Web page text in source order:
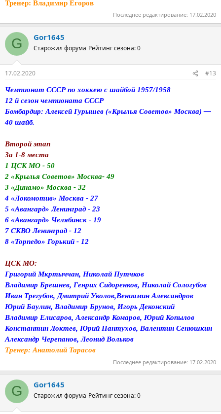
Тренер: Владимир Егоров
Последнее редактирование: 17.02.2020
G Gor1645
Старожил форума Рейтинг сезона: 0
17.02.2020 #13
Чемпионат СССР по хоккею с шайбой 1957/1958
12 й сезон чемпионата СССР
Бомбардир: Алексей Гурышев («Крылья Советов» Москва) —
40 шайб.
Второй этап
За 1-8 места
1 ЦСК МО - 50
2 «Крылья Советов» Москва- 49
3 «Динамо» Москва - 32
4 «Локомотив» Москва - 27
5 «Авангард» Ленинград - 23
6 «Авангард» Челябинск - 19
7 СКВО Ленинград - 12
8 «Торпедо» Горький - 12
ЦСК МО:
Григорий Мкртыччан, Николай Путчков
Владимир Брешнев, Генрих Сидоренков, Николай Сологубов
Иван Трегубов, Дмитрий Уколов,Вениамин Александров
Юрий Баулин, Владимир Брунов, Игорь Деконский
Владимир Елисаров, Александр Комаров, Юрий Копылов
Константин Локтев, Юрий Пантухов, Валентин Сенюшкин
Александр Черепанов, Леонид Вольков
Тренер: Анатолий Тарасов
Последнее редактирование: 17.02.2020
G Gor1645
Старожил форума Рейтинг сезона: 0